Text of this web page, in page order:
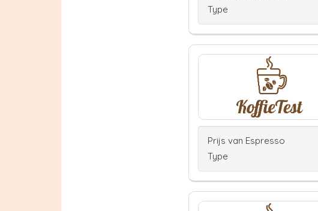
Type
Prijs van Espresso
Type